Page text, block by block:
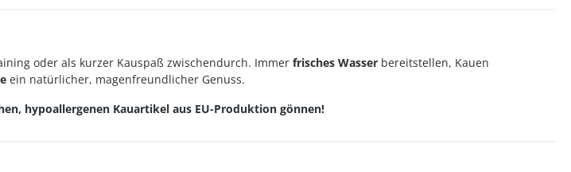
oder als kurzer Kauspaß zwischendurch. Immer frisches Wasser bereitstellen, Kauen
ein natürlicher, magenfreundlicher Genuss.
hypoallergenen Kauartikel aus EU-Produktion gönnen!